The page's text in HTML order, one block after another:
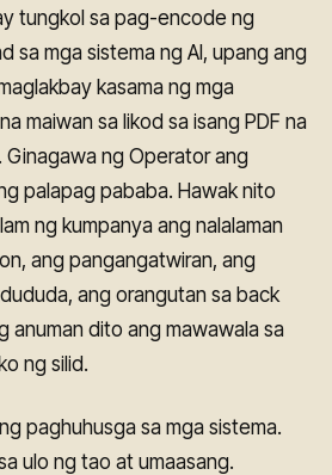
tungkol sa pag-encode ng
sa mga sistema ng AI, upang ang
kasama ng mga
maiwan sa likod sa isang PDF na
Ginagawa ng Operator ang
palapag pababa. Hawak nito
ng kumpanya ang nalalaman
ang pangangatwiran, ang
ang orangutan sa back
anuman dito ang mawawala sa
ng silid.
paghuhusga sa mga sistema.
ulo ng tao at umaasang.